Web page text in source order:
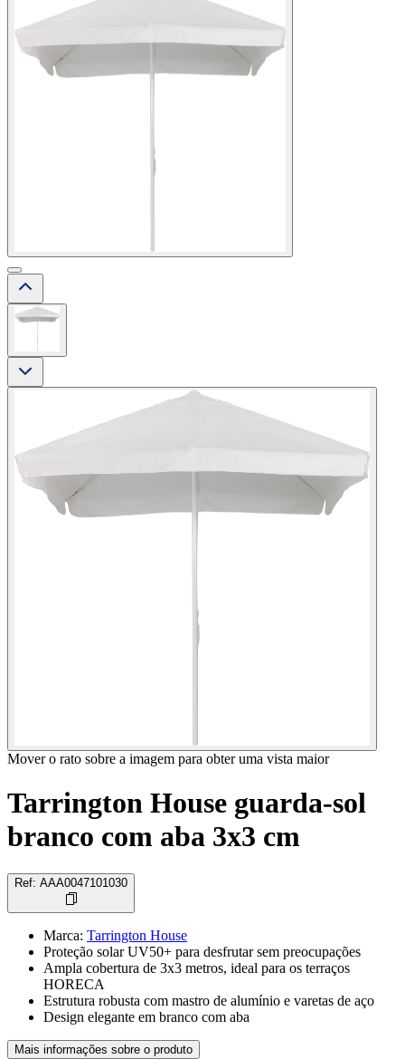
Mover o rato sobre a imagem para obter uma vista maior
Tarrington House guarda-sol
branco com aba 3x3 cm
Ref: AAA0047101030
Marca: Tarrington House
Proteção solar UV50+ para desfrutar sem preocupações
Ampla cobertura de 3x3 metros, ideal para os terraços
HORECA
Estrutura robusta com mastro de alumínio e varetas de aço
Design elegante em branco com aba
Mais informações sobre o produto